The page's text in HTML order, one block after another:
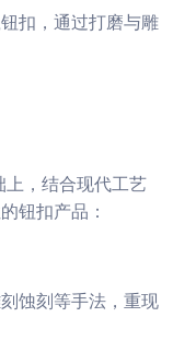
扣，通过打磨与雕
，结合现代工艺
钮扣产品：
蚀刻等手法，重现